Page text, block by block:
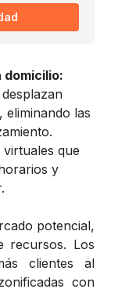
domicilio:
eliminando las
que
y
potencial,
recursos. Los
clientes al
con